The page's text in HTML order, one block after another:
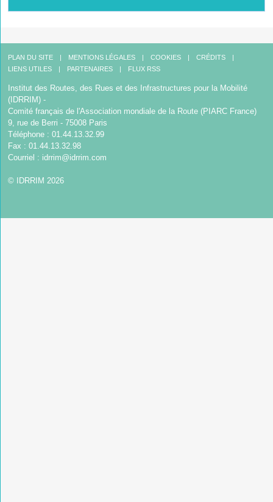
PLAN DU SITE MENTIONS LÉGALES COOKIES
CRÉDITS
LIENS UTILES
PARTENAIRES FLUX RSS
Institut des Routes, des Rues et des Infrastructures pour la Mobilité
(IDRRIM) -
Comité français de l'Association mondiale de la Route (PIARC France)
9, rue de Berri - 75008 Paris
Téléphone : 01.44.13.32.99
Fax : 01.44.13.32.98
Courriel : idrrim@idrrim.com
© IDRRIM 2026